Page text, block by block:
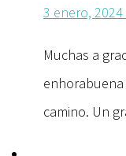
3 enero,
Muchas a
camino. Un